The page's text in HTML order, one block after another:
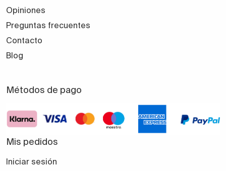
Opiniones
Preguntas frecuentes
Contacto
Blog
Métodos de pago
Mis pedidos
Iniciar sesión